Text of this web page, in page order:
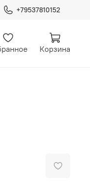
+79537810152
Корзина